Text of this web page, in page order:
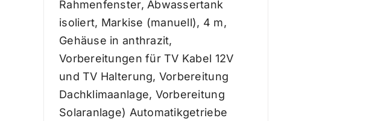
Rahmenfenster, Abwassertank
isoliert, Markise (manuell), 4 m,
Gehäuse in anthrazit,
Vorbereitungen für TV Kabel 12V
und TV Halterung, Vorbereitung
Dachklimaanlage, Vorbereitung
Solaranlage) Automatikgetriebe